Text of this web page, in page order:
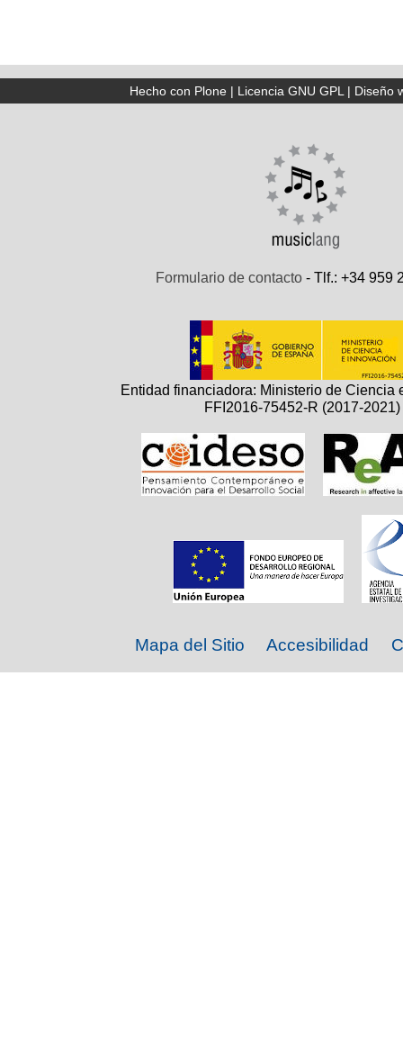
Hecho con Plone| Licencia GNU GPL | Diseño
Formulario de contacto - Tlf.: +34 959
Entidad financiadora: Ministerio de Ciencia
FFI2016-75452-R (2017-2021)
Mapa del Sitio Accesibilidad